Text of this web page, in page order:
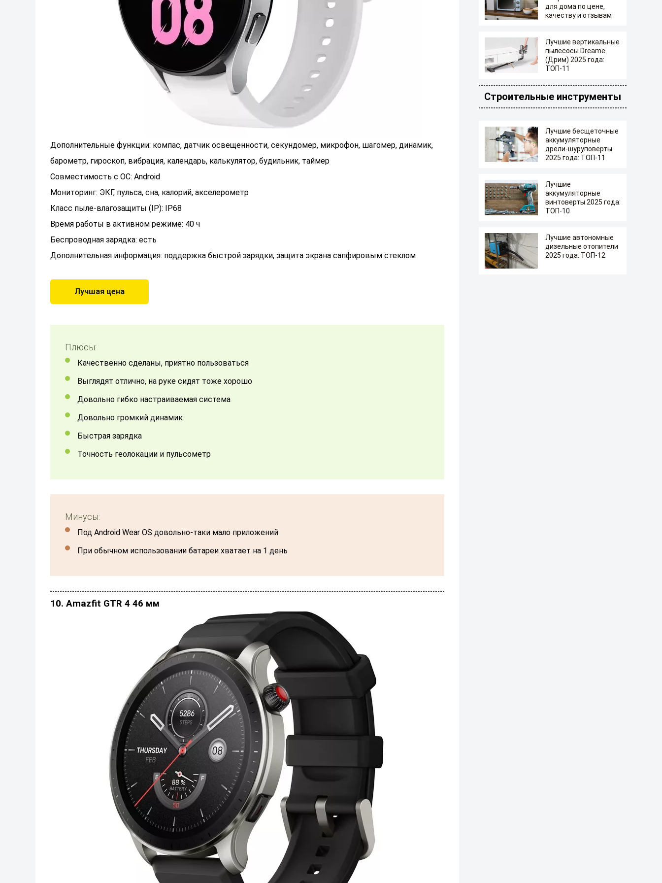
Дополнительные функции: компас, датчик освещенности, секундомер, микрофон, шагомер, динамик,
барометр, гироскоп, вибрация, календарь, калькулятор, будильник, таймер
Совместимость с ОС: Android
Мониторинг: ЭКГ, пульса, сна, калорий, акселерометр
Класс пыле-влагозащиты (IP): IP68
Время работы в активном режиме: 40 ч
Беспроводная зарядка: есть
Дополнительная информация: поддержка быстрой зарядки, защита экрана сапфировым стеклом
Лучшая цена
Плюсы:
Качественно сделаны, приятно пользоваться
Выглядят отлично, на руке сидят тоже хорошо
Довольно гибко настраиваемая система
Довольно громкий динамик
Быстрая зарядка
Точность геолокации и пульсометр
Минусы:
Под Android Wear OS довольно-таки мало приложений
При обычном использовании батареи хватает на 1 день
10. Amazfit GTR 4 46 мм
для дома по цене,
качеству и отзывам
Лучшие вертикальные
пылесосы Dreame
(Дрим) 2025 года:
ТОП-11
Строительные инструменты
Лучшие бесщеточные
аккумуляторные
дрели-шуруповерты
2025 года: ТОП-11
Лучшие
аккумуляторные
винтоверты 2025 года:
ТОП-10
Лучшие автономные
дизельные отопители
2025 года: ТОП-12